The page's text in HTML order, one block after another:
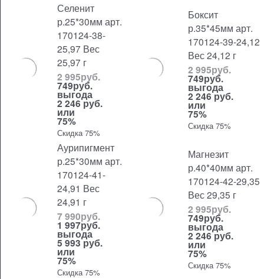
Селенит
р.25*30мм арт.
170124-38-
25,97 Вес
25,97 г
2 995руб.
749руб.
выгода
2 246 руб.
или
75%
Скидка 75%
Боксит
р.35*45мм арт.
170124-39-24,12
Вес 24,12 г
2 995руб.
749руб.
выгода
2 246 руб.
или
75%
Скидка 75%
Аурипигмент
р.25*30мм арт.
170124-41-
24,91 Вес
24,91 г
7 990руб.
1 997руб.
выгода
5 993 руб.
или
75%
Скидка 75%
Магнезит
р.40*40мм арт.
170124-42-29,35
Вес 29,35 г
2 995руб.
749руб.
выгода
2 246 руб.
или
75%
Скидка 75%